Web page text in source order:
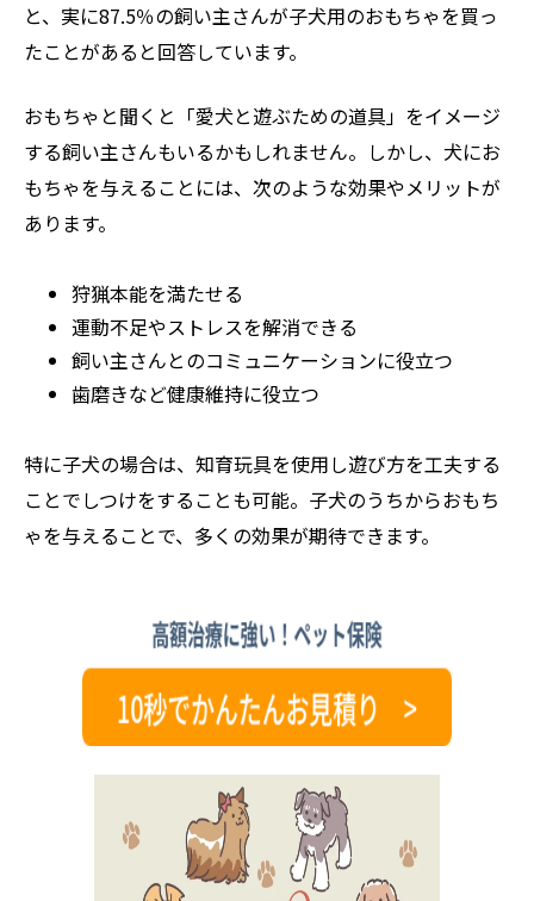
と、実に87.5％の飼い主さんが子犬用のおもちゃを買っ
たことがあると回答しています。
おもちゃと聞くと「愛犬と遊ぶための道具」をイメージ
する飼い主さんもいるかもしれません。しかし、犬にお
もちゃを与えることには、次のような効果やメリットが
あります。
狩猟本能を満たせる
運動不足やストレスを解消できる
飼い主さんとのコミュニケーションに役立つ
歯磨きなど健康維持に役立つ
特に子犬の場合は、知育玩具を使用し遊び方を工夫する
ことでしつけをすることも可能。子犬のうちからおもち
ゃを与えることで、多くの効果が期待できます。